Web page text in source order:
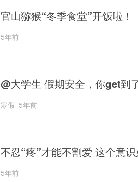
官山猕猴“冬季食堂”开饭啦！
5年前
@大学生 假期安全，你get到
寒假 5年前
不忍“疼”才能不割爱 这个意识
5年前